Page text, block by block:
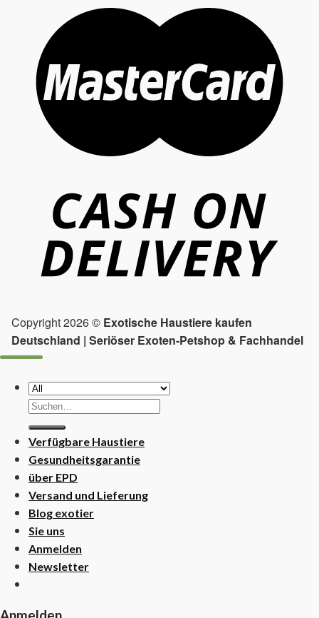
Copyright 2026 © Exotische Haustiere kaufen
Deutschland | Seriöser Exoten-Petshop & Fachhandel
Suchen
nach:
Verfügbare Haustiere
Gesundheitsgarantie
über EPD
Versand und Lieferung
Blog exotier
Sie uns
Anmelden
Newsletter